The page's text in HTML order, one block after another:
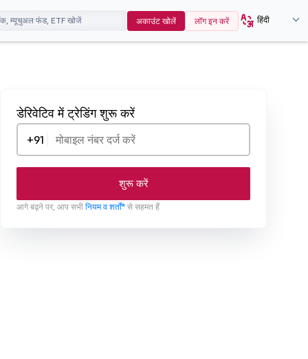
अकाउंट खोलें लॉग इन करें हिंदी
डेरिवेटिव में ट्रेडिंग शुरू करें
+91
शुरू करें
आगे बढ़ने पर, आप सभी नियम व शर्तों* से सहमत हैं